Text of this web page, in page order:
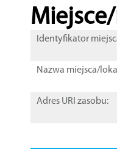
Identyfikator
Nazwa miejsca/
Adres URI zasobu: